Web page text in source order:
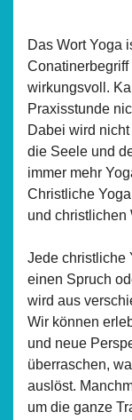
Das Wort Yoga
Conatinerbegriff
wirkungsvoll.
Praxisstunde
Dabei wird
die Seele und
immer mehr
Christliche
und christlichen
Jede christliche
einen Spruch
wird aus
Wir können
und neue
überraschen,
auslöst.
um die ganze